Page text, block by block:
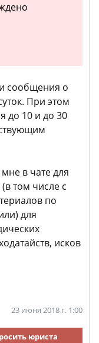
сообщения о
При этом
до 10 и до 30
в чате для
том числе с
по
для
исков
23 июня 2018 г. 1:00
юриста